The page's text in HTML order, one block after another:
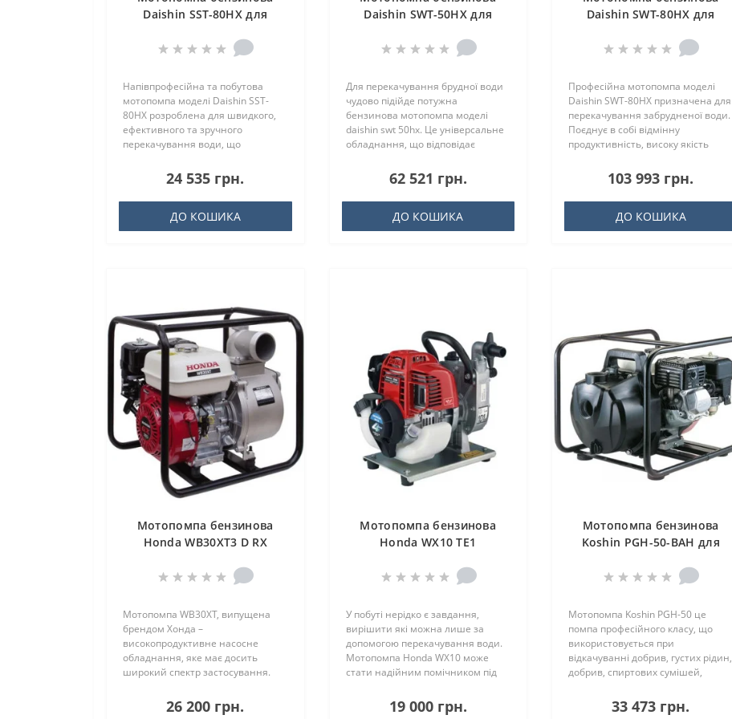
Daishin SST-80HX для
Напівпрофесійна та побутова
мотопомпа моделі Daishin SST-
80HX розроблена для швидкого,
ефективного та зручного
перекачування води, що
24 535 грн.
ДО КОШИКА
Daishin SWT-50HX для
Для перекачування брудної води
чудово підійде потужна
бензинова мотопомпа моделі
daishin swt 50hx. Це універсальне
обладнання, що відповідає
62 521 грн.
ДО КОШИКА
Daishin SWT-80HX для
Професійна мотопомпа моделі
Daishin SWT-80HX призначена для
перекачування забрудненої води.
Поєднує в собі відмінну
продуктивність, високу якість
103 993 грн.
ДО КОШИКА
Мотопомпа бензинова
Honda WB30XT3 D RX
Мотопомпа WB30XT, випущена
брендом Хонда –
високопродуктивне насосне
обладнання, яке має досить
широкий спектр застосування.
26 200 грн.
Мотопомпа бензинова
Honda WX10 TE1
У побуті нерідко є завдання,
вирішити які можна лише за
допомогою перекачування води.
Мотопомпа Honda WX10 може
стати надійним помічником під
19 000 грн.
Мотопомпа бензинова
Koshin PGH-50-BAH для
Мотопомпа Koshin PGH-50 це
помпа професійного класу, що
використовується при
відкачуванні добрив, густих рідин,
добрив, спиртових сумішей,
33 473 грн.